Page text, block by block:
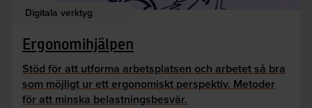
Digitala verktyg
Ergonomihjälpen
Stöd för att utforma arbetsplatsen och arbetet så bra
som möjligt ur ett ergonomiskt perspektiv. Metoder
för att minska belastningsbesvär.